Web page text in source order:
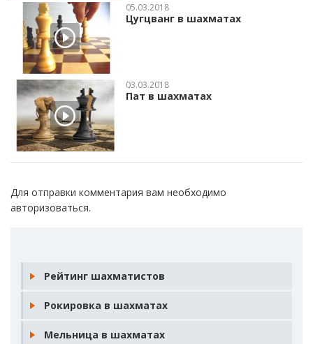
05.03.2018
Цугцванг в шахматах
03.03.2018
Пат в шахматах
Для отправки комментария вам необходимо
авторизоваться.
Рейтинг шахматистов
Рокировка в шахматах
Мельница в шахматах